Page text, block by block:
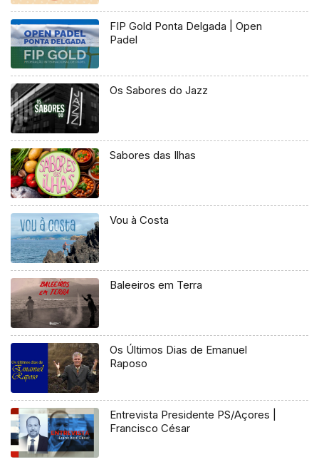
FIP Gold Ponta Delgada | Open
Padel
Os Sabores do Jazz
Sabores das Ilhas
Vou à Costa
Baleeiros em Terra
Os Últimos Dias de Emanuel
Raposo
Entrevista Presidente PS/Açores |
Francisco César